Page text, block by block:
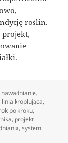
roślin.
projekt,
,
linia kroplująca,
po kroku,
, projekt
,system